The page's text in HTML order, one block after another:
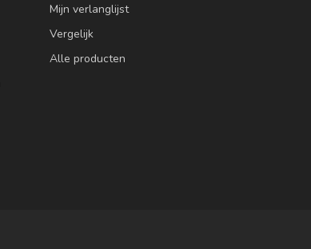
Mijn verlanglijst
Vergelijk
Alle producten